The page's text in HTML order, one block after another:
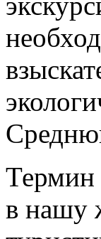
Термин
в нашу